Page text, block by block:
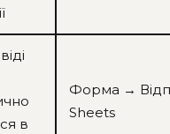
в
Форма →
Sheets